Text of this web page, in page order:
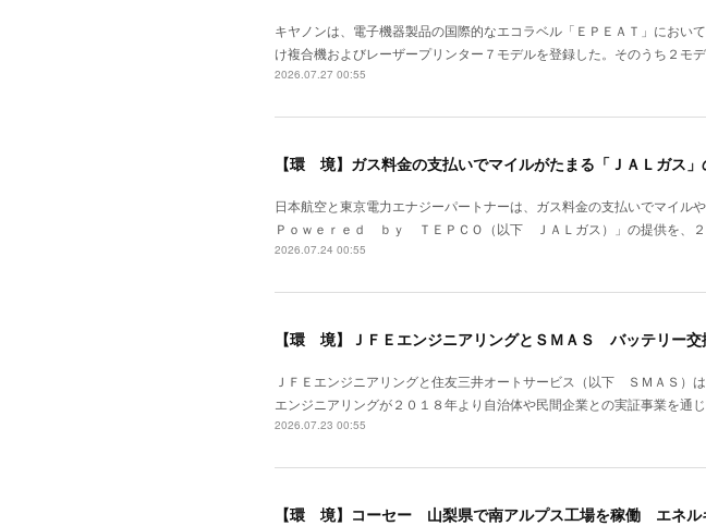
キヤノンは、電子機器製品の国際的なエコラベル「ＥＰＥＡＴ」にお
け複合機およびレーザープリンター７モデルを登録した。そのうち２
2026.07.27 00:55
【環 境】ガス料金の支払いでマイルがたまる「ＪＡＬガス
日本航空と東京電力エナジーパートナーは、ガス料金の支払いでマイ
Ｐｏｗｅｒｅｄ ｂｙ ＴＥＰＣＯ（以下 ＪＡＬガス）」の提供を、
2026.07.24 00:55
【環 境】ＪＦＥエンジニアリングとＳＭＡＳ バッテリー交
ＪＦＥエンジニアリングと住友三井オートサービス（以下 ＳＭＡＳ）
エンジニアリングが２０１８年より自治体や民間企業との実証事業を
2026.07.23 00:55
【環 境】コーセー 山梨県で南アルプス工場を稼働 エネル